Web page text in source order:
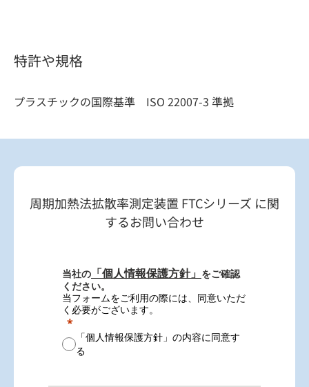
特許や規格
プラスチックの国際基準 ISO 22007-3 準拠
周期加熱法拡散率測定装置 FTCシリーズ に関
するお問い合わせ
当社の 「個人情報保護方針」 をご確認
ください。
当フォームをご利用の際には、同意いただ
く必要がございます。
「個人情報保護方針」の内容に同意す
る